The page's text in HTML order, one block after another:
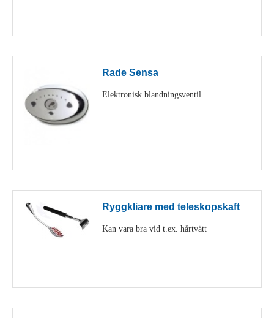
Rade Sensa
Elektronisk blandningsventil.
Ryggkliare med teleskopskaft
Kan vara bra vid t.ex. hårtvätt